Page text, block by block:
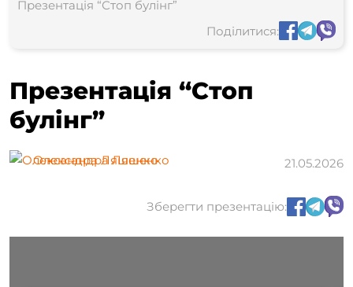
Презентація “Стоп булінг”
Поділитися:
Презентація “Стоп
булінг”
Олександра Ляшенко 21.05.2026
Зберегти презентацію: